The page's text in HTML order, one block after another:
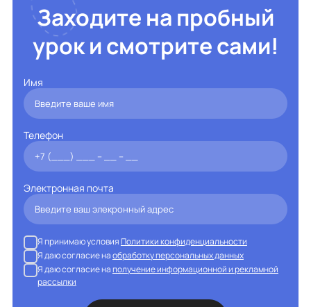
Заходите на пробный
урок и смотрите сами!
Имя
Телефон
Электронная почта
Я принимаю условияПолитики конфиденциальности
Я даю согласие наобработку персональных данных
Я даю согласие наполучение информационной и рекламной
рассылки